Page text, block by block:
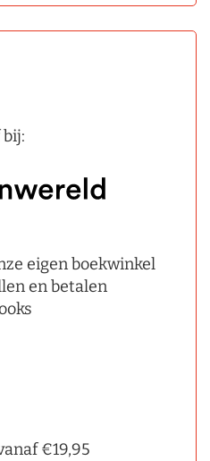
eigen boekwinkel
en betalen
€19,95